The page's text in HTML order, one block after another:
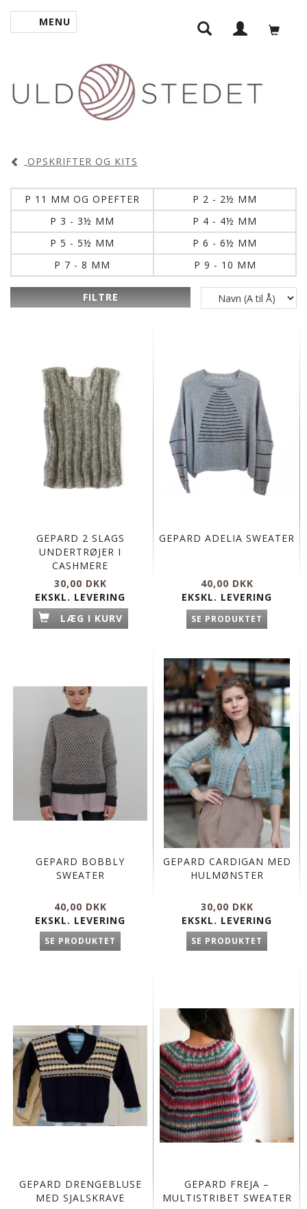
SKIFTE NAVIGATION
MENU
OPSKRIFTER OG KITS
P 11 MM OG OPEFTER
P 2 - 2½ MM
P 3 - 3½ MM
P 4 - 4½ MM
P 5 - 5½ MM
P 6 - 6½ MM
P 7 - 8 MM
P 9 - 10 MM
FILTRE
GEPARD 2 SLAGS
UNDERTRØJER I
CASHMERE
30,00 DKK
EKSKL. LEVERING
LÆG I KURV
GEPARD ADELIA SWEATER
40,00 DKK
EKSKL. LEVERING
SE PRODUKTET
GEPARD BOBBLY
SWEATER
40,00 DKK
EKSKL. LEVERING
SE PRODUKTET
GEPARD CARDIGAN MED
HULMØNSTER
30,00 DKK
EKSKL. LEVERING
SE PRODUKTET
GEPARD DRENGEBLUSE
MED SJALSKRAVE
GEPARD FREJA –
MULTISTRIBET SWEATER